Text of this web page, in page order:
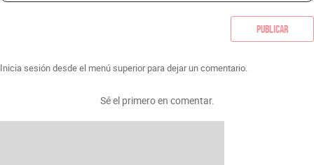
Publicar
Inicia sesión desde el menú superior para dejar un comentario.
Sé el primero en comentar.